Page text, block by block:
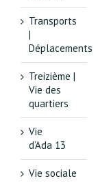
Transports
|
Déplacements
Treizième |
Vie des
quartiers
Vie
d’Ada 13
Vie sociale